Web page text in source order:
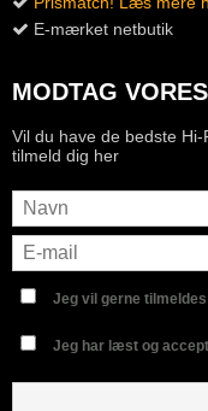
E-mærket netbutik
MODTAG
Vil du have de bedste
tilmeld dig her
Jeg vil gerne
Jeg har læst og